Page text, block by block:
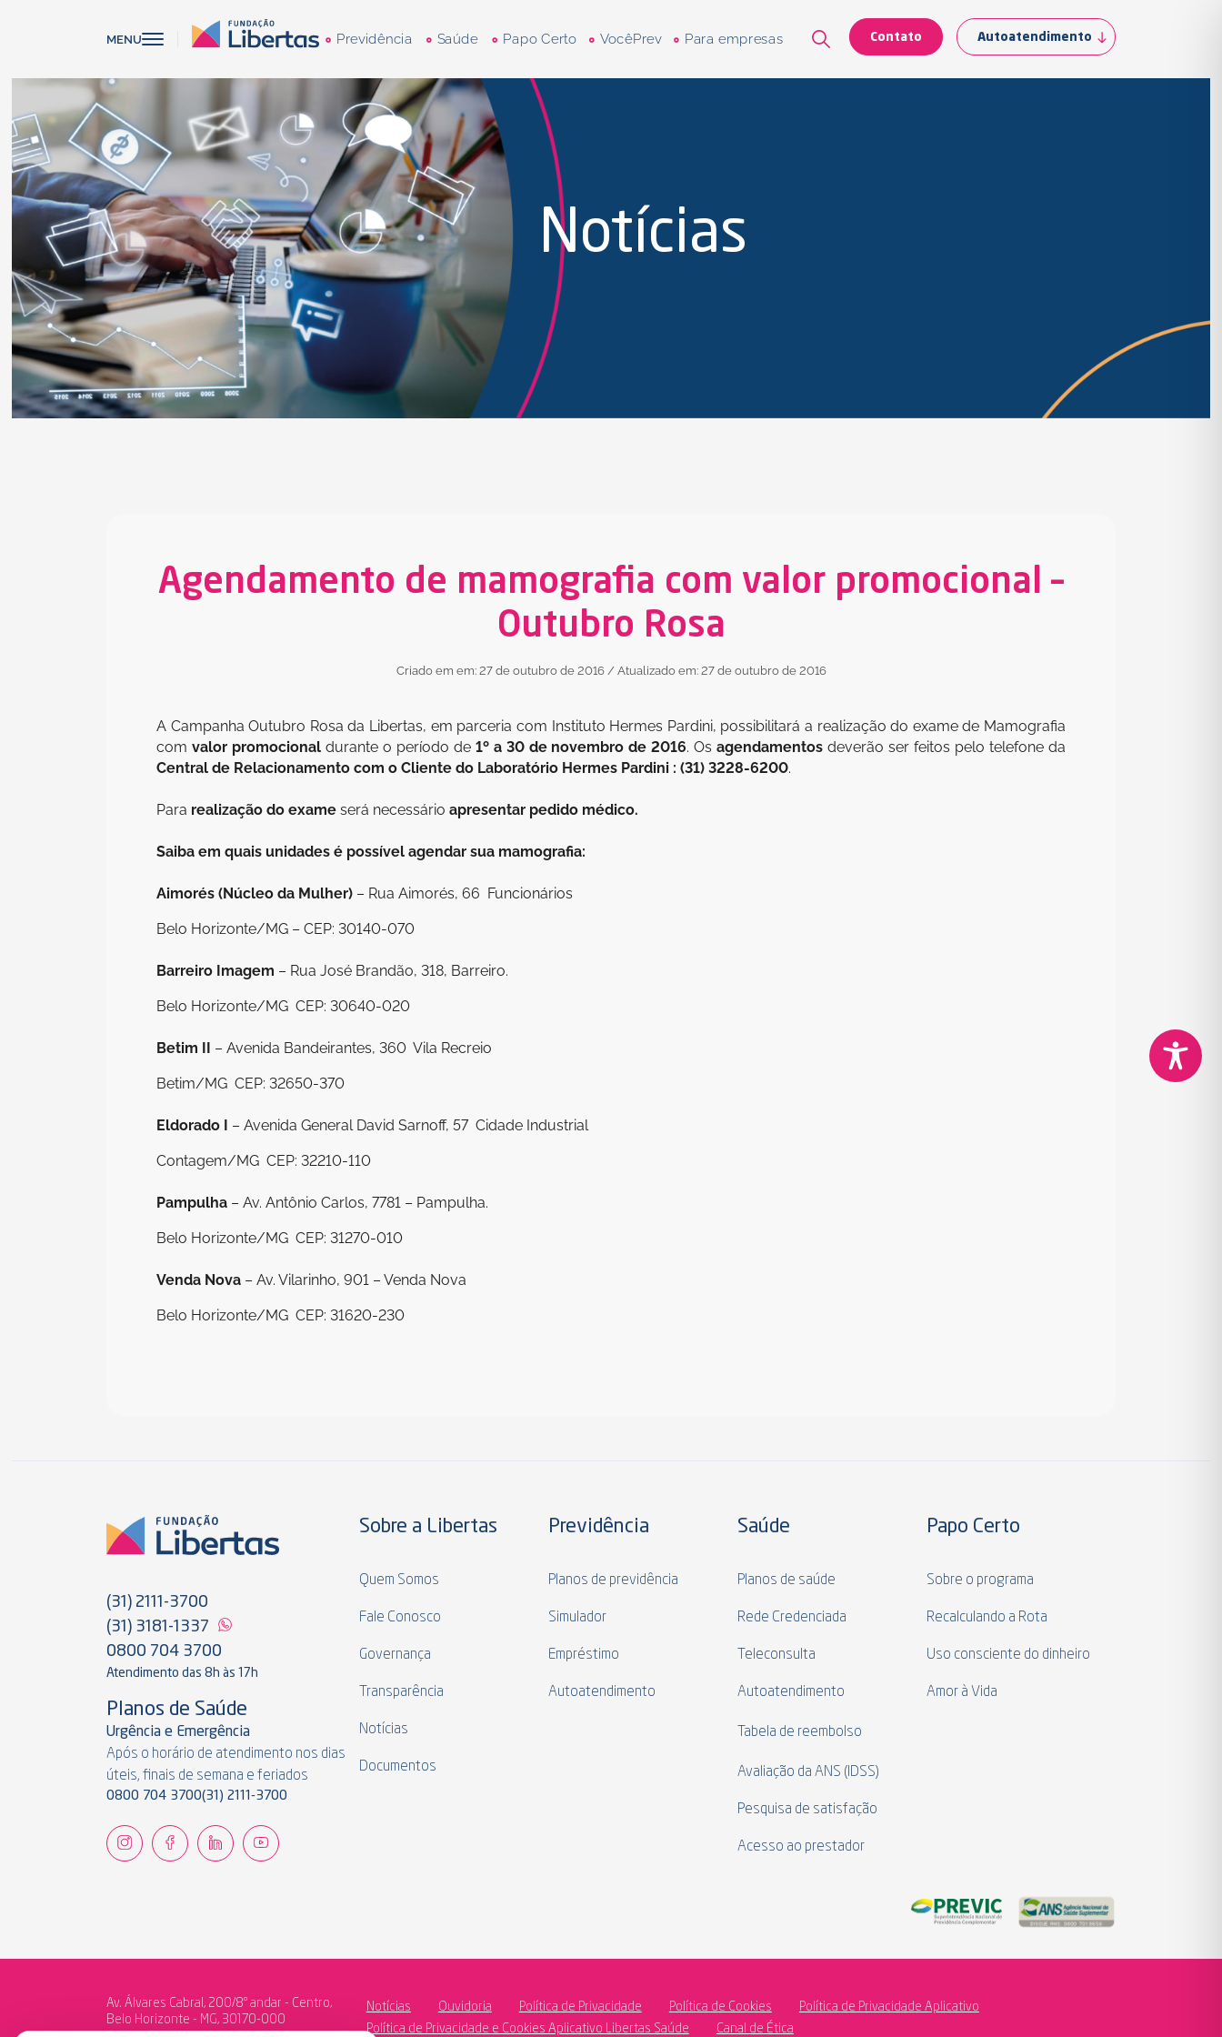
MENU Previdência Saúde Papo Certo VocêPrev Para empresas Contato Autoatendimento
Notícias
Agendamento de mamografia com valor promocional –
Outubro Rosa
Criado em em: 27 de outubro de 2016 / Atualizado em: 27 de outubro de 2016
A Campanha Outubro Rosa da Libertas, em parceria com Instituto Hermes Pardini, possibilitará a realização do exame de Mamografia
com valor promocionaldurante o período de 1º a 30 de novembro de 2016. Osagendamentosdeverão ser feitos pelo telefone da
Central de Relacionamento com o Cliente do Laboratório Hermes Pardini : (31) 3228-6200.
Para realização do exame será necessário apresentar pedido médico.
Saiba em quais unidades é possível agendar sua mamografia:
Aimorés (Núcleo da Mulher) – Rua Aimorés, 66  Funcionários
Belo Horizonte/MG – CEP: 30140-070
Barreiro Imagem – Rua José Brandão, 318, Barreiro.
Belo Horizonte/MG  CEP: 30640-020
Betim II – Avenida Bandeirantes, 360  Vila Recreio
Betim/MG  CEP: 32650-370
Eldorado I – Avenida General David Sarnoff, 57  Cidade Industrial
Contagem/MG  CEP: 32210-110
Pampulha – Av. Antônio Carlos, 7781 – Pampulha.
Belo Horizonte/MG  CEP: 31270-010
Venda Nova – Av. Vilarinho, 901 – Venda Nova
Belo Horizonte/MG  CEP: 31620-230
(31) 2111-3700
(31) 3181-1337
0800 704 3700
Atendimento das 8h às 17h
Planos de Saúde
Urgência e Emergência
Após o horário de atendimento nos dias
úteis, finais de semana e feriados
0800 704 3700(31) 2111-3700
Sobre a Libertas
Quem Somos
Fale Conosco
Governança
Transparência
Notícias
Documentos
Previdência
Planos de previdência
Simulador
Empréstimo
Autoatendimento
Saúde
Planos de saúde
Rede Credenciada
Teleconsulta
Autoatendimento
Tabela de reembolso
Avaliação da ANS (IDSS)
Pesquisa de satisfação
Acesso ao prestador
Papo Certo
Sobre o programa
Recalculando a Rota
Uso consciente do dinheiro
Amor à Vida
Av. Álvares Cabral, 200/8º andar - Centro,
Belo Horizonte - MG, 30170-000
Notícias Ouvidoria Política de Privacidade Política de Cookies
Política de Privacidade Aplicativo
Política de Privacidade e Cookies Aplicativo Libertas Saúde
Canal de Ética